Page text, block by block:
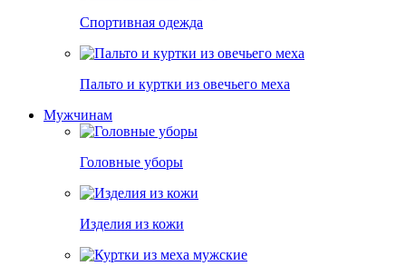
Спортивная одежда
Пальто и куртки из овечьего меха
Мужчинам
Головные уборы
Изделия из кожи